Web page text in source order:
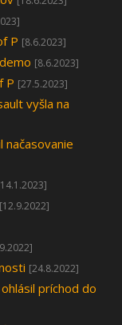
P [8.6.2023]
[8.6.2023]
P [27.5.2023]
vyšla na
načasovanie
[12.9.2022]
[24.8.2022]
príchod do